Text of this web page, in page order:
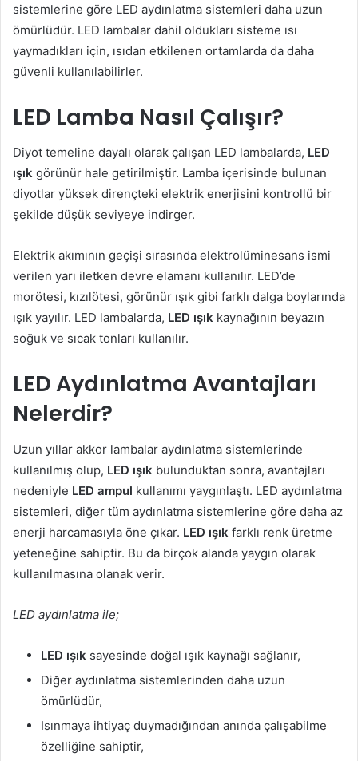
sistemlerine göre LED aydınlatma sistemleri daha uzun
ömürlüdür. LED lambalar dahil oldukları sisteme ısı
yaymadıkları için, ısıdan etkilenen ortamlarda da daha
güvenli kullanılabilirler.
LED Lamba Nasıl Çalışır?
Diyot temeline dayalı olarak çalışan LED lambalarda, LED
ışık görünür hale getirilmiştir. Lamba içerisinde bulunan
diyotlar yüksek dirençteki elektrik enerjisini kontrollü bir
şekilde düşük seviyeye indirger.
Elektrik akımının geçişi sırasında elektrolüminesans ismi
verilen yarı iletken devre elamanı kullanılır. LED’de
morötesi, kızılötesi, görünür ışık gibi farklı dalga boylarında
ışık yayılır. LED lambalarda, LED ışık kaynağının beyazın
soğuk ve sıcak tonları kullanılır.
LED Aydınlatma Avantajları
Nelerdir?
Uzun yıllar akkor lambalar aydınlatma sistemlerinde
kullanılmış olup, LED ışık bulunduktan sonra, avantajları
nedeniyle LED ampul kullanımı yaygınlaştı. LED aydınlatma
sistemleri, diğer tüm aydınlatma sistemlerine göre daha az
enerji harcamasıyla öne çıkar. LED ışık farklı renk üretme
yeteneğine sahiptir. Bu da birçok alanda yaygın olarak
kullanılmasına olanak verir.
LED aydınlatma ile;
LED ışık sayesinde doğal ışık kaynağı sağlanır,
Diğer aydınlatma sistemlerinden daha uzun
ömürlüdür,
Isınmaya ihtiyaç duymadığından anında çalışabilme
özelliğine sahiptir,